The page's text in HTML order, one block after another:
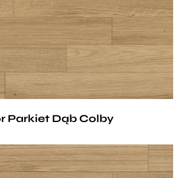
do wyboru:
lub Standard.
Parkiet Dąb Colby